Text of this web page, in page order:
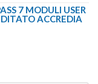
7 MODULI USER
ACCREDIA